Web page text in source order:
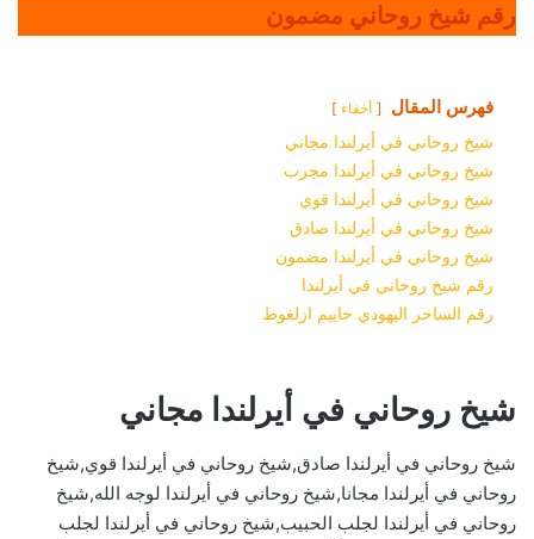
رقم شيخ روحاني مضمون
فهرس المقال أخفاء
شيخ روحاني في أيرلندا مجاني
شيخ روحاني في أيرلندا مجرب
شيخ روحاني في أيرلندا قوي
شيخ روحاني في أيرلندا صادق
شيخ روحاني في أيرلندا مضمون
رقم شيخ روحاني في أيرلندا
رقم الساحر اليهودي حاييم ازلغوط
شيخ روحاني في أيرلندا مجاني
شيخ روحاني في أيرلندا صادق,شيخ روحاني في أيرلندا قوي,شيخ
روحاني في أيرلندا مجانا,شيخ روحاني في أيرلندا لوجه الله,شيخ
روحاني في أيرلندا لجلب الحبيب,شيخ روحاني في أيرلندا لجلب